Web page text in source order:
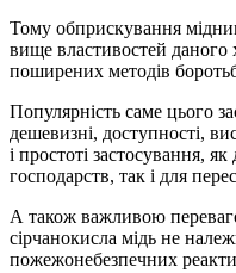
Тому обприскування
вище властивостей даного
поширених методів
Популярність саме цього
дешевизні, доступності,
і простоті застосування,
господарств, так і для
А також важливою
сірчанокисла мідь не
пожежонебезпечних